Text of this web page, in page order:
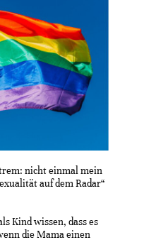
nicht einmal mein
auf dem Radar“
Kind wissen, dass es
die Mama einen